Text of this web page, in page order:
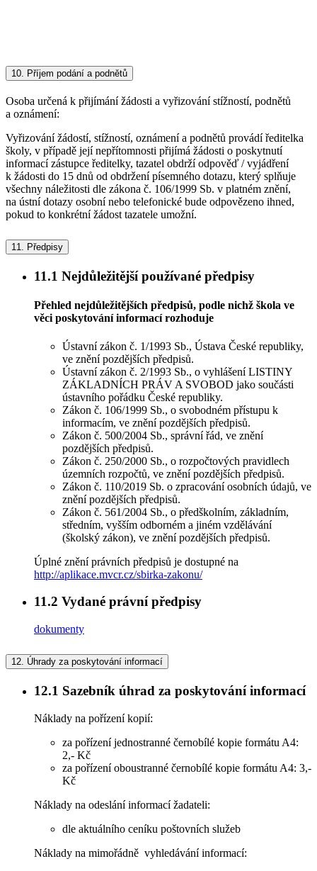
10. Příjem podání a podnětů
Osoba určená k přijímání žádosti a vyřizování stížností, podnětů
a oznámení:
Vyřizování žádostí, stížností, oznámení a podnětů provádí ředitelka
školy, v případě její nepřítomnosti přijímá žádosti o poskytnutí
informací zástupce ředitelky, tazatel obdrží odpověď / vyjádření
k žádosti do 15 dnů od obdržení písemného dotazu, který splňuje
všechny náležitosti dle zákona č. 106/1999 Sb. v platném znění,
na ústní dotazy osobní nebo telefonické bude odpovězeno ihned,
pokud to konkrétní žádost tazatele umožní.
11. Předpisy
11.1 Nejdůležitější používané předpisy
Přehled nejdůležitějších předpisů, podle nichž škola ve
věci poskytování informací rozhoduje
Ústavní zákon č. 1/1993 Sb., Ústava České republiky,
ve znění pozdějších předpisů.
Ústavní zákon č. 2/1993 Sb., o vyhlášení LISTINY
ZÁKLADNÍCH PRÁV A SVOBOD jako součásti
ústavního pořádku České republiky.
Zákon č. 106/1999 Sb., o svobodném přístupu k
informacím, ve znění pozdějších předpisů.
Zákon č. 500/2004 Sb., správní řád, ve znění
pozdějších předpisů.
Zákon č. 250/2000 Sb., o rozpočtových pravidlech
územních rozpočtů, ve znění pozdějších předpisů.
Zákon č. 110/2019 Sb. o zpracování osobních údajů, ve
znění pozdějších předpisů.
Zákon č. 561/2004 Sb., o předškolním, základním,
středním, vyšším odborném a jiném vzdělávání
(školský zákon), ve znění pozdějších předpisů.
Úplné znění právních předpisů je dostupné na
http://aplikace.mvcr.cz/sbirka-zakonu/
11.2 Vydané právní předpisy
dokumenty
12. Úhrady za poskytování informací
12.1 Sazebník úhrad za poskytování informací
Náklady na pořízení kopií:
za pořízení jednostranné černobílé kopie formátu A4:
2,- Kč
za pořízení oboustranné černobílé kopie formátu A4: 3,-
Kč
Náklady na odeslání informací žadateli:
dle aktuálního ceníku poštovních služeb
Náklady na mimořádně vyhledávání informací: